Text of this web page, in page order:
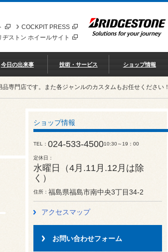
COCKPIT PRESS
ヂストン ホイールサイト
今日の出来事 技術・サービス ショップ情報
専門店です。また各ジャンルのカスタムもお任せください！
ショップ情報
TEL 024-533-450010:30～19：00
定休日
水曜日（4月.11月.12月は除
く）
住所 福島県福島市南中央3丁目34-2
アクセスマップ
お問い合わせフォーム